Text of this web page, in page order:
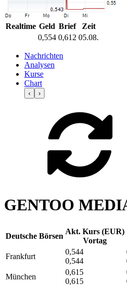
Realtime Geld Brief
Zeit
0,554 0,612 05.08.
Nachrichten
Analysen
Kurse
Chart
‹ ›
GENTOO
Deutsche Börsen
Akt. Kurs (EUR)
Vortag
Frankfurt
0,544
0,544
München
0,615
0,615